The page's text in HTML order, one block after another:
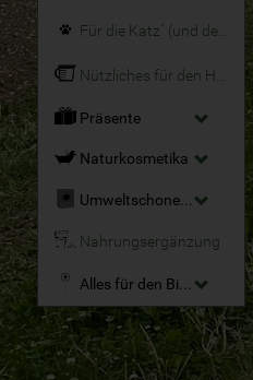
Für die Katz´ (und den Hund)
Präsente
Naturkosmetika
Umweltschonende
Nahrungsergänzung
Alles für den Bio-Garten